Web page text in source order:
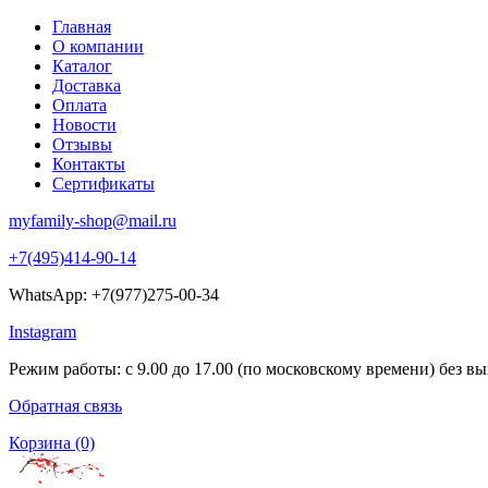
Главная
О компании
Каталог
Доставка
Оплата
Новости
Отзывы
Контакты
Сертификаты
myfamily-shop@mail.ru
+7(495)414-90-14
WhatsApp: +7(977)275-00-34
Instagram
Режим работы: с 9.00 до 17.00 (по московскому времени) без
Обратная связь
Корзина (0)